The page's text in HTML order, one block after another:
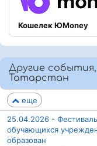
Кошелек ЮMoney
Другие
Татарстан
еще
25.04.2026 -
обучающихся
образован